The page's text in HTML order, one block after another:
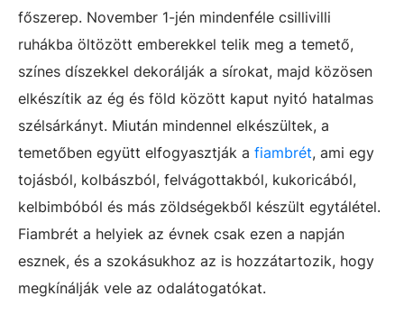
főszerep. November 1-jén mindenféle csillivilli
ruhákba öltözött emberekkel telik meg a temető,
színes díszekkel dekorálják a sírokat, majd közösen
elkészítik az ég és föld között kaput nyitó hatalmas
szélsárkányt. Miután mindennel elkészültek, a
temetőben együtt elfogyasztják a fiambrét, ami egy
tojásból, kolbászból, felvágottakból, kukoricából,
kelbimbóból és más zöldségekből készült egytálétel.
Fiambrét a helyiek az évnek csak ezen a napján
esznek, és a szokásukhoz az is hozzátartozik, hogy
megkínálják vele az odalátogatókat.